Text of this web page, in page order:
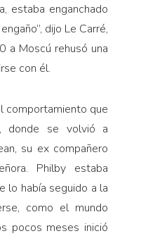
estaba enganchado
dijo Le Carré,
a Moscú rehusó una
con él.
comportamiento que
donde se volvió a
su ex compañero
Philby estaba
lo había seguido a la
como el mundo
pocos meses inició